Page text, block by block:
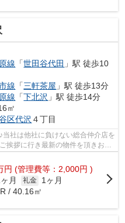
線 「世田谷代田 」駅 徒歩10
線 「三軒茶屋 」駅 徒歩13分
線 「下北沢 」駅 徒歩14分
㎡
区代沢 ４丁目
社は他社に負けない総合仲介店を
挨拶に行き最新の物件を頂きお客
円 (管理費等：2,000円 )
月 礼金
1ヶ月
/ 40.16㎡